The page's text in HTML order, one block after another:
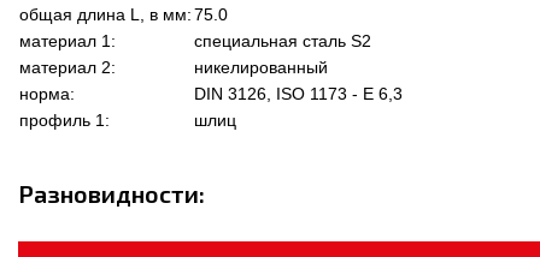
общая длина L, в мм:75.0
материал 1:
специальная сталь S2
материал 2:
никелированный
норма:
DIN 3126, ISO 1173 - E 6,3
профиль 1:
шлиц
Разновидности: